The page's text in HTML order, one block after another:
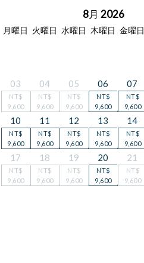
8月 2026
月曜日 火曜日 水曜日 木曜日 金曜日
03
NT$
9,600
04
NT$
9,600
05
NT$
9,600
06
NT$
9,600
07
NT$
9,600
10
NT$
9,600
11
NT$
9,600
12
NT$
9,600
13
NT$
9,600
14
NT$
9,600
17
NT$
9,600
18
NT$
9,600
19
NT$
9,600
20
NT$
9,600
21
NT$
9,600